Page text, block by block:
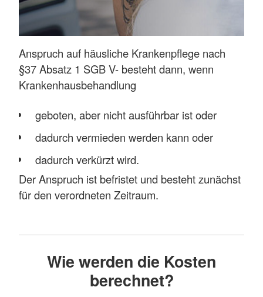
Mehr anzeigen
Anspruch auf häusliche Krankenpflege nach
§37 Absatz 1 SGB V- besteht dann, wenn
Krankenhausbehandlung
geboten, aber nicht ausführbar ist oder
dadurch vermieden werden kann oder
dadurch verkürzt wird.
Der Anspruch ist befristet und besteht zunächst
für den verordneten Zeitraum.
Einzelfall notwendige
Behandlungspflege (medizinische
Maßnahmen)
Wie werden die Kosten
berechnet?